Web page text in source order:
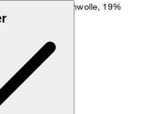
aus 78% Baumwolle, 19%